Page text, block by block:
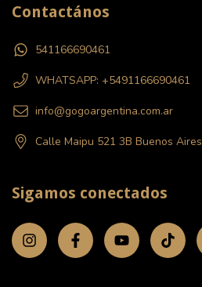
Contactános
541166690461
WHATSAPP: +5491166690461
info@gogoargentina.com.ar
Calle Maipu 521 3B Buenos Aires
Sigamos conectados